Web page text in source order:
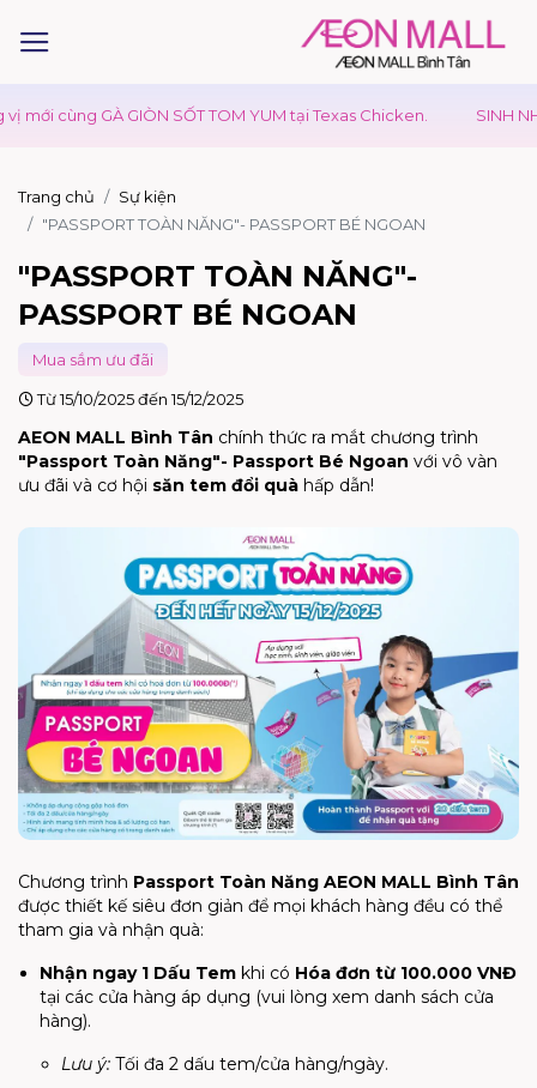
GÀ GIÒN SỐT TOM YUM tại Texas Chicken. SINH NHẬT
Trang chủ
Sự kiện
"PASSPORT TOÀN NĂNG"- PASSPORT BÉ NGOAN
"PASSPORT TOÀN NĂNG"-
PASSPORT BÉ NGOAN
Mua sắm ưu đãi
Từ 15/10/2025 đến 15/12/2025
AEON MALL Bình Tân chính thức ra mắt chương trình
"Passport Toàn Năng"- Passport Bé Ngoan với vô vàn
ưu đãi và cơ hội săn tem đổi quà hấp dẫn!
Chương trình Passport Toàn Năng AEON MALL Bình Tân
được thiết kế siêu đơn giản để mọi khách hàng đều có thể
tham gia và nhận quà:
Nhận ngay 1 Dấu Tem khi có Hóa đơn từ 100.000 VNĐ
tại các cửa hàng áp dụng (vui lòng xem danh sách cửa
hàng).
Lưu ý: Tối đa 2 dấu tem/cửa hàng/ngày.